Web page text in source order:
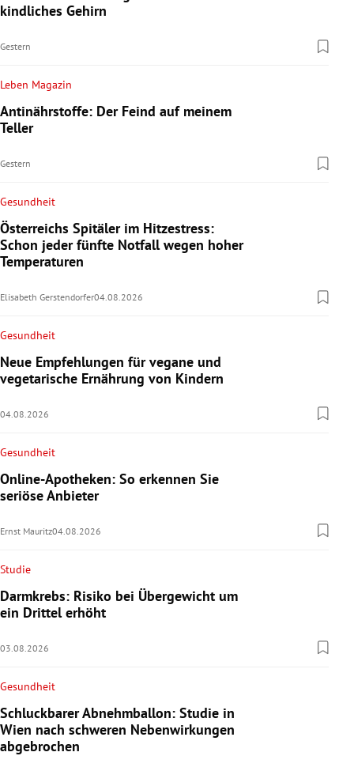
kindliches Gehirn
Gestern
Leben Magazin
Antinährstoffe: Der Feind auf meinem
Teller
Gestern
Gesundheit
Österreichs Spitäler im Hitzestress:
Schon jeder fünfte Notfall wegen hoher
Temperaturen
Elisabeth Gerstendorfer04.08.2026
Gesundheit
Neue Empfehlungen für vegane und
vegetarische Ernährung von Kindern
04.08.2026
Gesundheit
Online-Apotheken: So erkennen Sie
seriöse Anbieter
Ernst Mauritz04.08.2026
Studie
Darmkrebs: Risiko bei Übergewicht um
ein Drittel erhöht
03.08.2026
Gesundheit
Schluckbarer Abnehmballon: Studie in
Wien nach schweren Nebenwirkungen
abgebrochen